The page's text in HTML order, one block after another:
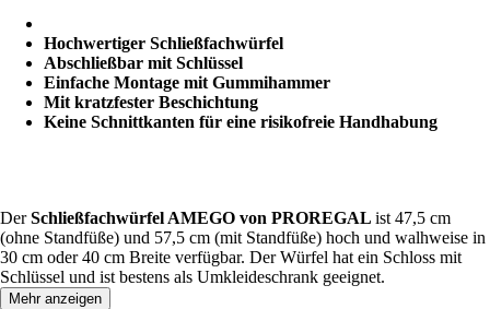
Hochwertiger Schließfachwürfel
Abschließbar mit Schlüssel
Einfache Montage mit Gummihammer
Mit kratzfester Beschichtung
Keine Schnittkanten für eine risikofreie Handhabung
DerSchließfachwürfel AMEGO von PROREGAL ist 47,5 cm
(ohne Standfüße) und 57,5 cm (mit Standfüße) hoch und walhweise in
30 cm oder 40 cm Breite verfügbar. Der Würfel hat ein Schloss mit
Schlüssel und ist bestens als Umkleideschrank geeignet.
Mehr anzeigen